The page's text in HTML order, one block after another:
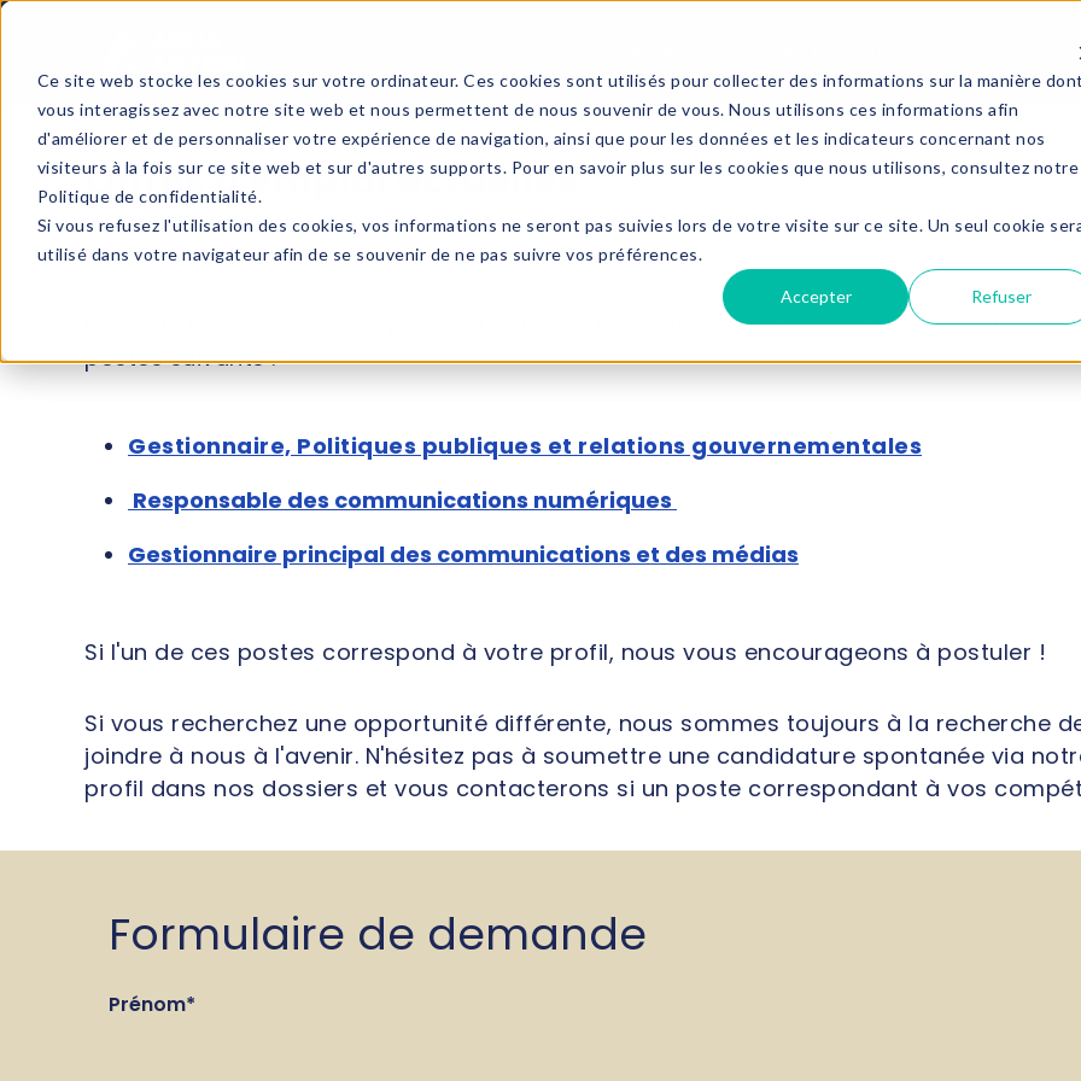
Ce site web stocke les cookies sur votre ordinateur. Ces cookies sont utilisés pour collecter des informations sur la manière dont
vous interagissez avec notre site web et nous permettent de nous souvenir de vous. Nous utilisons ces informations afin
d'améliorer et de personnaliser votre expérience de navigation, ainsi que pour les données et les indicateurs concernant nos
visiteurs à la fois sur ce site web et sur d'autres supports. Pour en savoir plus sur les cookies que nous utilisons, consultez notre
Politique de confidentialité.
Si vous refusez l'utilisation des cookies, vos informations ne seront pas suivies lors de votre visite sur ce site. Un seul cookie
utilisé dans votre navigateur afin de se souvenir de ne pas suivre vos préférences.
Accepter Refuser
Show submenu for
Offres d'emploi actuelles
Merci de l'intérêt que vous portez à notre équipe. Nous sommes actuellement à la
postes suivants :
Gestionnaire, Politiques publiques et relations gouvernementales
Responsable des communications numériques
Gestionnaire principal des communications et des médias
Si l'un de ces postes correspond à votre profil, nous vous encourageons à postuler !
Si vous recherchez une opportunité différente, nous sommes toujours à la recherche
joindre à nous à l'avenir. N'hésitez pas à soumettre une candidature spontanée via
profil dans nos dossiers et vous contacterons si un poste correspondant à vos
Formulaire de demande
Prénom*